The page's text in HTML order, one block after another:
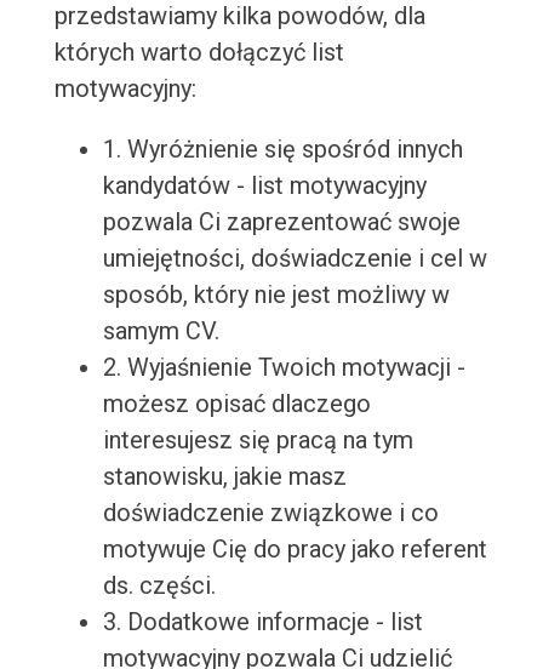
przedstawiamy kilka powodów, dla
których warto dołączyć list
motywacyjny:
1. Wyróżnienie się spośród innych
kandydatów - list motywacyjny
pozwala Ci zaprezentować swoje
umiejętności, doświadczenie i cel w
sposób, który nie jest możliwy w
samym CV.
2. Wyjaśnienie Twoich motywacji -
możesz opisać dlaczego
interesujesz się pracą na tym
stanowisku, jakie masz
doświadczenie związkowe i co
motywuje Cię do pracy jako referent
ds. części.
3. Dodatkowe informacje - list
motywacyjny pozwala Ci udzielić